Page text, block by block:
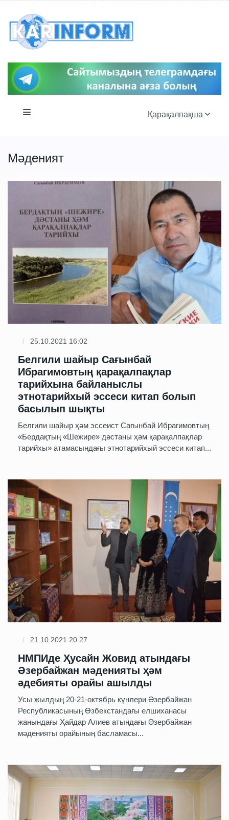
Қарақалпақша
Мәденият
25.10.2021 16:02
Белгили шайыр Сағынбай
Ибрагимовтың қарақалпақлар
тарийхына байланыслы
этнотарийхый эссеси китап болып
басылып шықты
Белгили шайыр ҳәм эссеист Сағынбай Ибрагимовтың
«Бердақтың «Шежире» дәстаны ҳәм қарақалпақлар
тарийхы» атамасындағы этнотарийхый эссеси китап...
21.10.2021 20:27
НМПИде Ҳусайн Жовид атындағы
Әзербайжан мәденияты ҳәм
әдебияты орайы ашылды
Усы жылдың 20-21-октябрь күнлери Әзербайжан
Республикасының Өзбекстандағы елшиханасы
жанындағы Ҳайдар Алиев атындағы Әзербайжан
мәденияты орайының басламасы...